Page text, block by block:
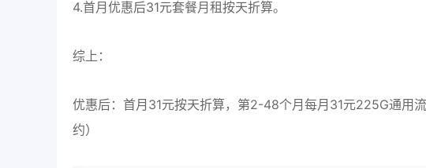
4.首月优惠后31元套餐月租按天折算。
综上：
优惠后：首月31元按天折算，第2-48个月每月31元225G通用
约）